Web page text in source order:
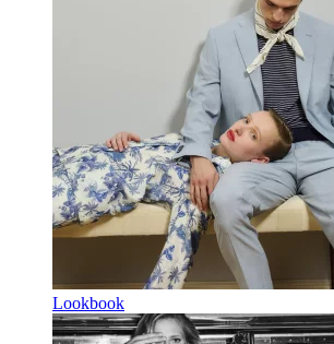
Lookbook